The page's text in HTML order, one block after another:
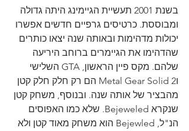
בשנת 2001 תעשיית הגיימינג היתה גדולה
ומבוססת. כרטיסים גרפיים חדשים אפשרו
יכולות מדהימות ובאותה שנה יצאו כותרים
שהדהימו את הגיימרים ברוחב היריעה
שלהם. מקס פיין הראשון, GTA השלישי
וMetal Gear Solid 2 הם רק חלק חלק קטן
מהבציר של אותה שנה. ובנוסף, משחק קטן
שנקרא Bejeweled. שלא כמו האפוסים
הנ"ל, Bejewled הוא משחק מאוד קטן ולא